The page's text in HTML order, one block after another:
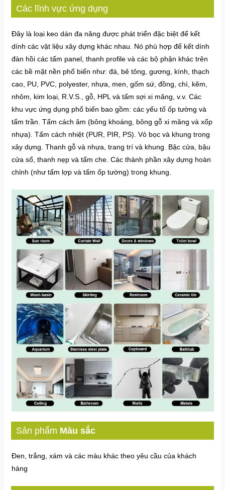
Các lĩnh vực ứng dụng
Đây là loại keo dán đa năng được phát triển đặc biệt để kết
dính các vật liệu xây dựng khác nhau. Nó phù hợp để kết dính
đàn hồi các tấm panel, thanh profile và các bộ phận khác trên
các bề mặt nền phổ biến như: đá, bê tông, gương, kính, thạch
cao, PU, PVC, polyester, nhựa, men, gốm sứ, đồng, chì, kẽm,
nhôm, kim loại, R.V.S., gỗ, HPL và tấm sợi xi măng, v.v. Các
khu vực ứng dụng phổ biến bao gồm: các yếu tố ốp tường và
tấm trần. Tấm cách âm (bông khoáng, bông gỗ xi măng và xốp
nhựa). Tấm cách nhiệt (PUR, PIR, PS). Vỏ bọc và khung trong
xây dựng. Thanh gỗ và nhựa, trang trí và khung. Bậc cửa, bậu
cửa sổ, thanh nẹp và tấm che. Các thành phần xây dựng hoàn
chỉnh (như tấm lợp và tấm ốp tường) trong khung.
Sản phẩm Màu sắc
Đen, trắng, xám và các màu khác theo yêu cầu của khách
hàng